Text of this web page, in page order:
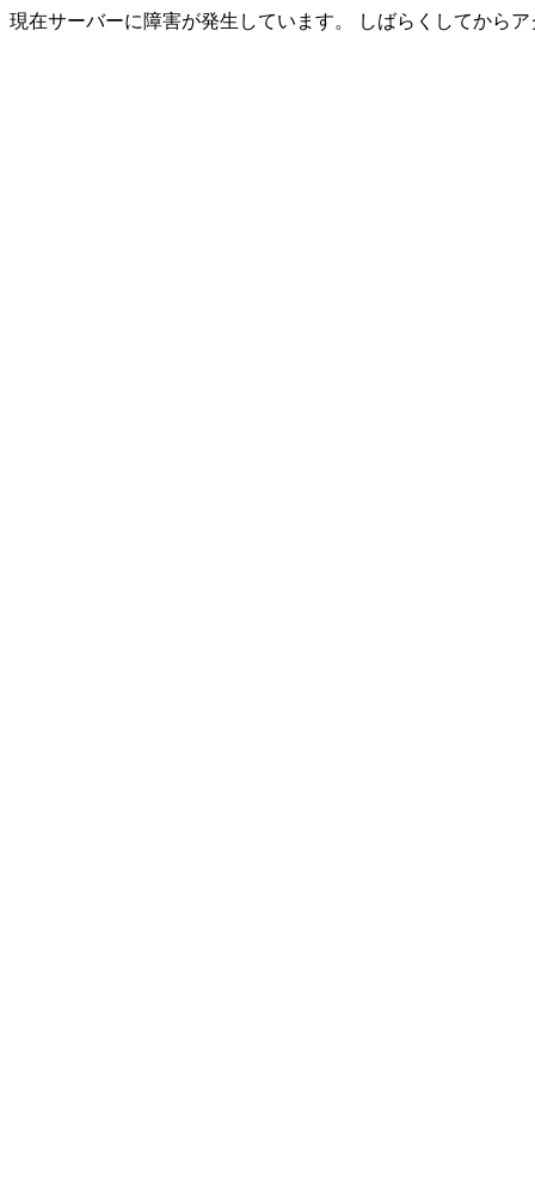
現在サーバーに障害が発生しています。 しばらくしてから